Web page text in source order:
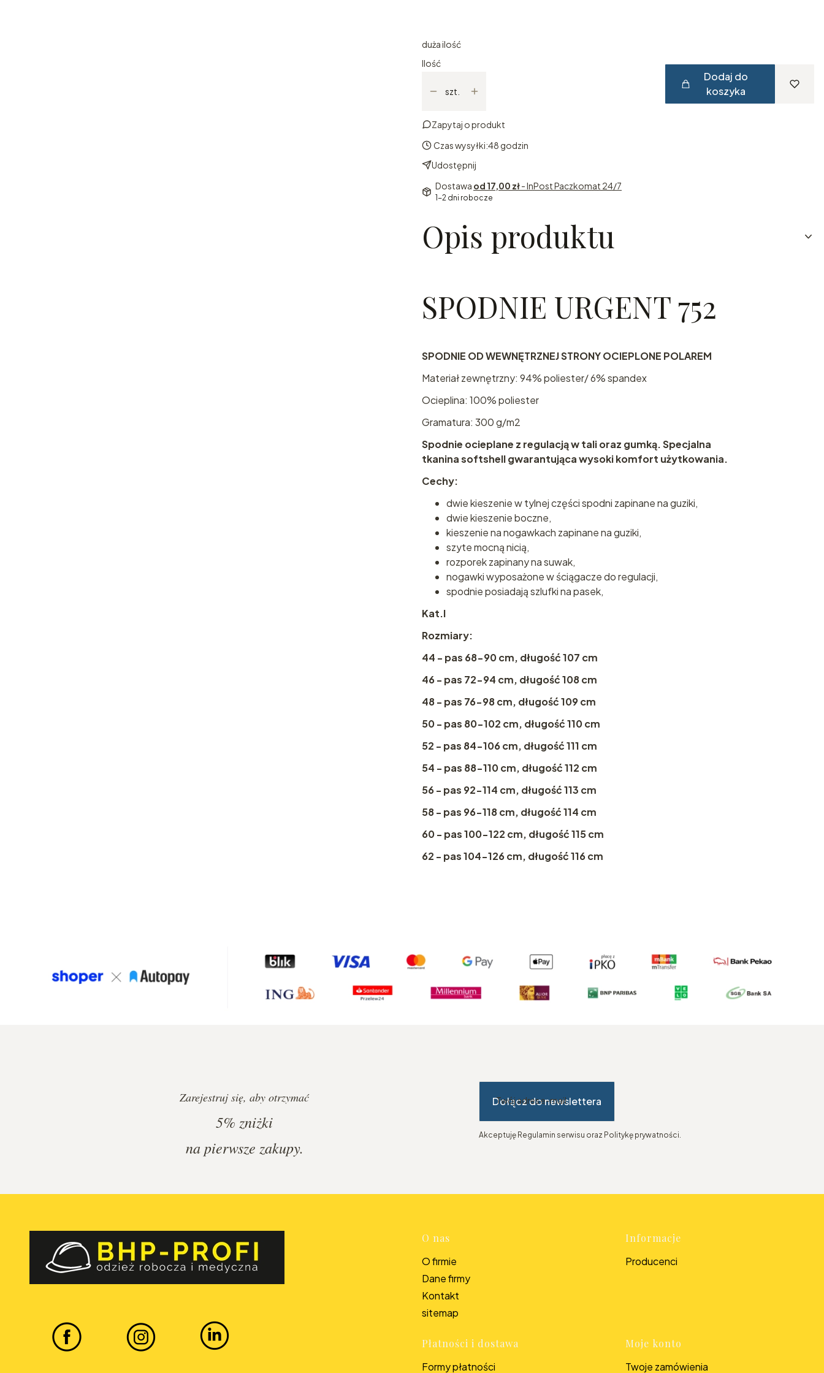
duża ilość
Ilość
szt.
Dodaj do
koszyka
Zapytaj o produkt
Czas wysyłki:48 godzin
Udostępnij
Dostawa od 17,00 zł- InPost Paczkomat 24/7
1-2 dni robocze
Opis produktu
SPODNIE URGENT 752
SPODNIE OD WEWNĘTRZNEJ STRONY OCIEPLONE POLAREM
Materiał zewnętrzny: 94% poliester/ 6% spandex
Ocieplina: 100% poliester
Gramatura: 300 g/m2
Spodnie ocieplane z regulacją w tali oraz gumką. Specjalna
tkanina softshell gwarantująca wysoki komfort użytkowania.
Cechy:
dwie kieszenie w tylnej części spodni zapinane na guziki,
dwie kieszenie boczne,
kieszenie na nogawkach zapinane na guziki,
szyte mocną nicią,
rozporek zapinany na suwak,
nogawki wyposażone w ściągacze do regulacji,
spodnie posiadają szlufki na pasek,
Kat.I
Rozmiary:
44 - pas 68-90 cm, długość 107 cm
46 - pas 72-94 cm, długość 108 cm
48 - pas 76-98 cm, długość 109 cm
50 - pas 80-102 cm, długość 110 cm
52 - pas 84-106 cm, długość 111 cm
54 - pas 88-110 cm, długość 112 cm
56 - pas 92-114 cm, długość 113 cm
58 - pas 96-118 cm, długość 114 cm
60 - pas 100-122 cm, długość 115 cm
62 - pas 104-126 cm, długość 116 cm
Zarejestruj się, aby otrzymać
5% zniżki
na pierwsze zakupy.
Twój adres e-mail
Dołącz do newslettera
Akceptuję Regulamin serwisu oraz Politykę prywatności.
Linki w stopce
O nas
O firmie
Dane firmy
Kontakt
sitemap
Informacje
Producenci
Płatności i dostawa
Formy płatności
Moje konto
Twoje zamówienia